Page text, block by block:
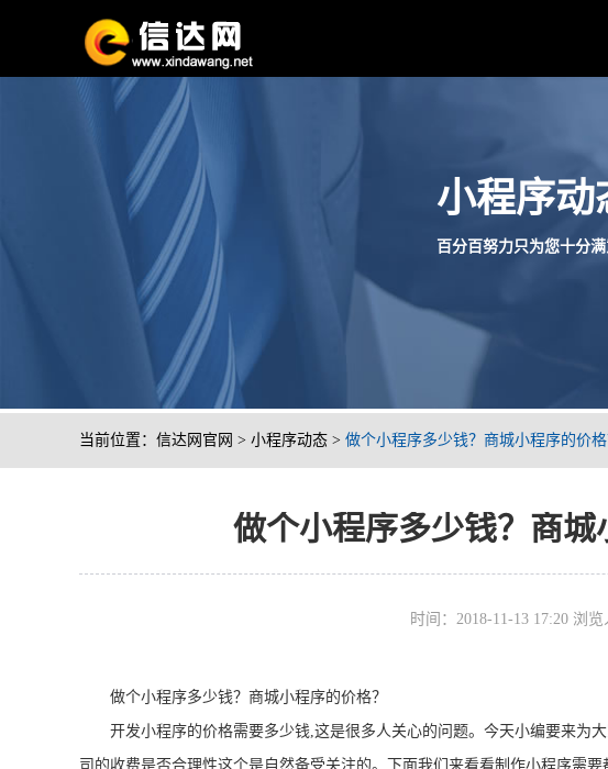
小程序动
百分百努力只为您十分满
当前位置： 信达网官网 > 小程序动态 > 做个小程序多少钱？商城小程序的价格
做个小程序多少钱？商城
时间：2018-11-13 17:20 浏览
做个小程序多少钱？商城小程序的价格？
开发小程序的价格需要多少钱,这是很多人关心的问题。今天小编要来为
司的收费是否合理性这个是自然备受关注的。下面我们来看看制作小程序需要